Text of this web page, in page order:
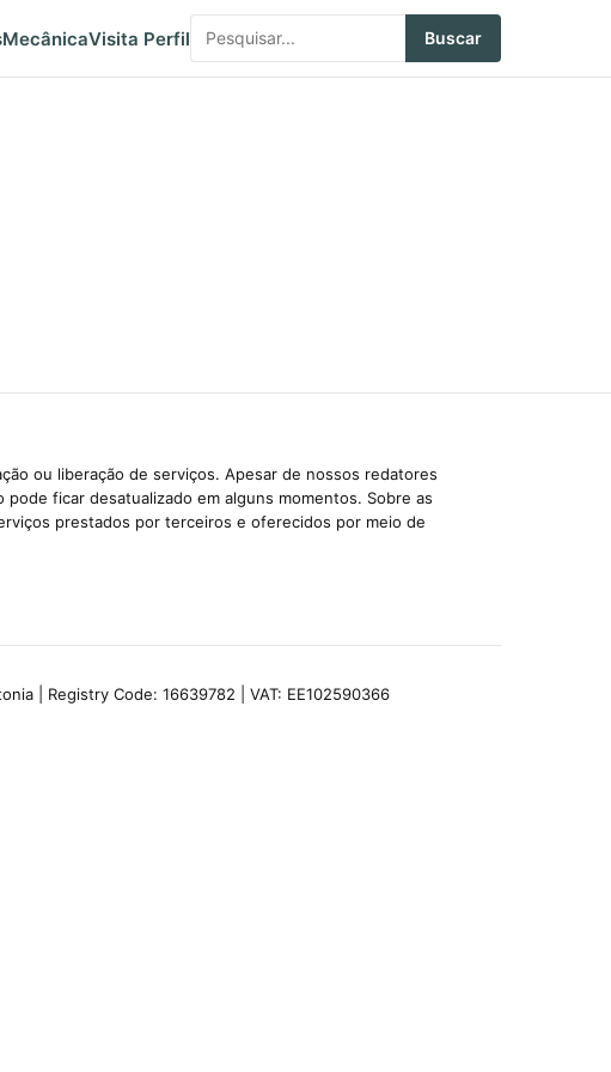
MecânicaVisita Perfil Buscar
ou liberação de serviços. Apesar de nossos redatores
ficar desatualizado em alguns momentos. Sobre as
prestados por terceiros e oferecidos por meio de
| Registry Code: 16639782 | VAT: EE102590366